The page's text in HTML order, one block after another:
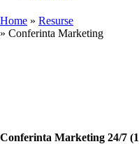
Home » Resurse
» Conferinta Marketing
Conferinta Marketing 24/7